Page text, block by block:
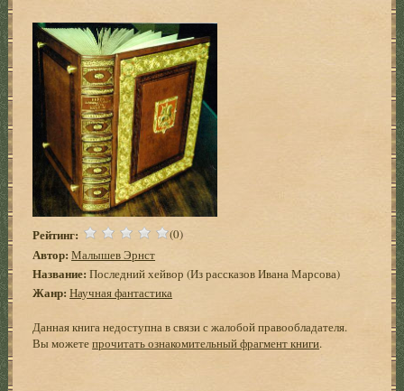
Рейтинг: (0)
Автор: Малышев Эрнст
Название: Последний хейвор (Из рассказов Ивана Марсова)
Жанр: Научная фантастика
Данная книга недоступна в связи с жалобой правообладателя.
Вы можетепрочитать ознакомительный фрагмент книги.